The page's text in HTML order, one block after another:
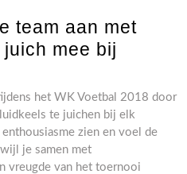
team aan met
mee bij
het WK Voetbal 2018 door
te juichen bij elk
zien en voel de
je samen met
vreugde van het toernooi